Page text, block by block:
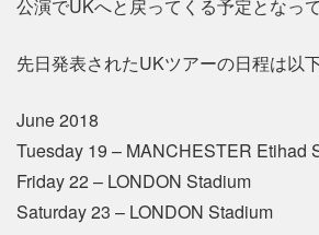
公演でUKへと戻ってくる予定となって
先日発表されたUKツアーの日程は以下
June 2018
Tuesday 19 – MANCHESTER Etihad
Friday 22 – LONDON Stadium
Saturday 23 – LONDON Stadium